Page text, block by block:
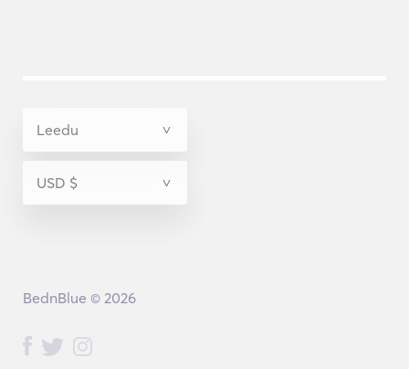
BednBlue © 2026